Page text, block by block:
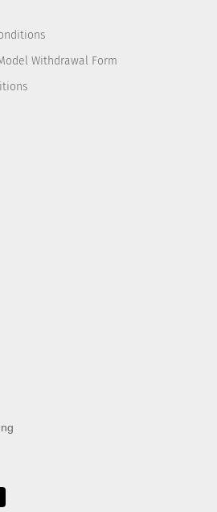
Withdrawal Form